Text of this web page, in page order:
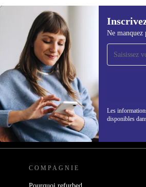
241,58 € Ne manquez
Les
disponibles
Recevoir offres et
refurbed par mail
Ne manquez plus
REFURBED FRANCE -
COMPAGNIE